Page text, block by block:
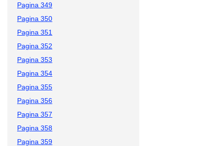
Pagina 349
Pagina 350
Pagina 351
Pagina 352
Pagina 353
Pagina 354
Pagina 355
Pagina 356
Pagina 357
Pagina 358
Pagina 359